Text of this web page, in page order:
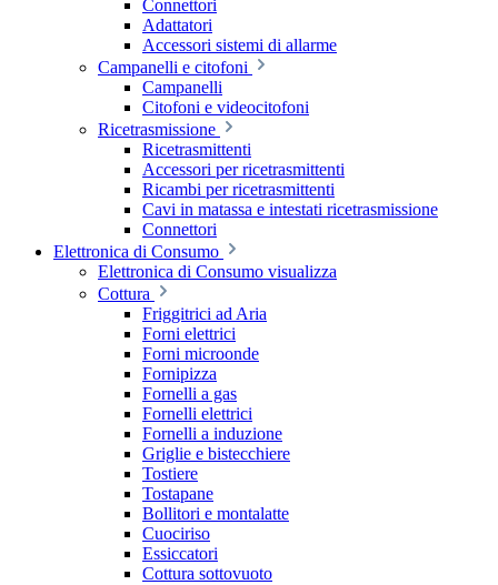
Connettori
Adattatori
Accessori sistemi di allarme
Campanelli e citofoni
Campanelli
Citofoni e videocitofoni
Ricetrasmissione
Ricetrasmittenti
Accessori per ricetrasmittenti
Ricambi per ricetrasmittenti
Cavi in matassa e intestati ricetrasmissione
Connettori
Elettronica di Consumo
Elettronica di Consumo visualizza
Cottura
Friggitrici ad Aria
Forni elettrici
Forni microonde
Fornipizza
Fornelli a gas
Fornelli elettrici
Fornelli a induzione
Griglie e bistecchiere
Tostiere
Tostapane
Bollitori e montalatte
Cuociriso
Essiccatori
Cottura sottovuoto